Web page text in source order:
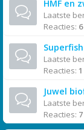
HMF en
Laatste
Reacties: 6
Laatste
Reacties: 1
Juwel
Laatste
Reacties: 7